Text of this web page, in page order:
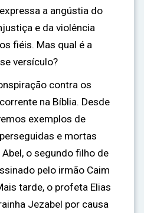
a angústia do
e da violência
fiéis. Mas qual é a
versículo?
contra os
na Bíblia. Desde
exemplos de
e mortas
o segundo filho de
pelo irmão Caim
tarde, o profeta Elias
Jezabel por causa